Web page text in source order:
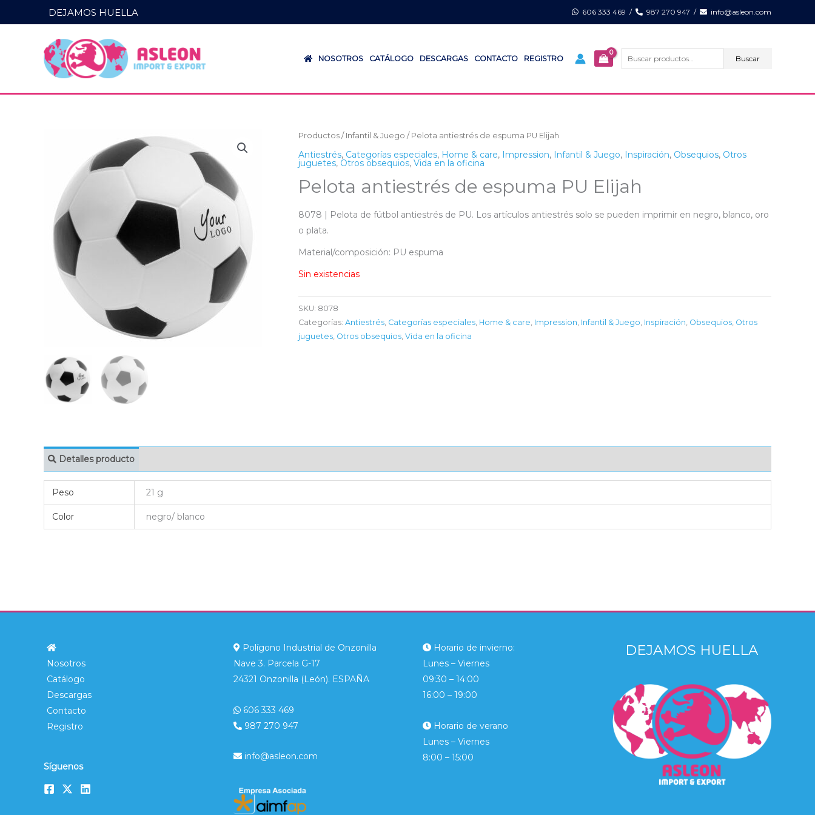
al
DEJAMOS HUELLA 606 333 469 / 987 270 947 / info@asleon.com
NOSOTROS CATÁLOGO DESCARGAS CONTACTO REGISTRO
por:
Buscar
Productos / Infantil & Juego / Pelota antiestrés de espuma PU Elijah
Antiestrés, Categorías especiales, Home & care, Impression, Infantil & Juego, Inspiración, Obsequios, Otros
juguetes, Otros obsequios, Vida en la oficina
Pelota antiestrés de espuma PU Elijah
8078 | Pelota de fútbol antiestrés de PU. Los artículos antiestrés solo se pueden imprimir en negro, blanco, oro
o plata.
Material/composición: PU espuma
Sin existencias
SKU: 8078
Categorías: Antiestrés Categorías especiales Home & care Impression Infantil & Juego Inspiración Obsequios Otros
juguetes Otros obsequios Vida en la oficina
Detalles producto
Peso 21 g
Color negro/ blanco
Nosotros
Catálogo
Descargas
Contacto
Registro
Síguenos
Polígono Industrial de Onzonilla
Nave 3. Parcela G-17
24321 Onzonilla (León). ESPAÑA
606 333 469
987 270 947
info@asleon.com
Horario de invierno:
Lunes – Viernes
09:30 – 14:00
16:00 – 19:00
Horario de verano
Lunes – Viernes
8:00 – 15:00
DEJAMOS HUELLA